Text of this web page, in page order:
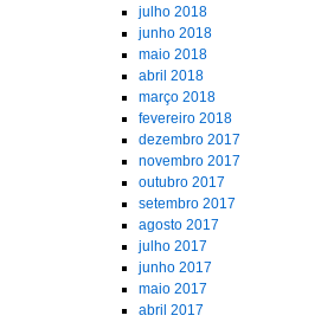
julho 2018
junho 2018
maio 2018
abril 2018
março 2018
fevereiro 2018
dezembro 2017
novembro 2017
outubro 2017
setembro 2017
agosto 2017
julho 2017
junho 2017
maio 2017
abril 2017